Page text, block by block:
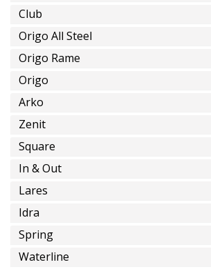
épargne
Installations
Spéciales
installation
terrain
Club
Origo All Steel
Origo Rame
Origo
Arko
Zenit
Square
In & Out
Lares
Idra
Spring
Waterline